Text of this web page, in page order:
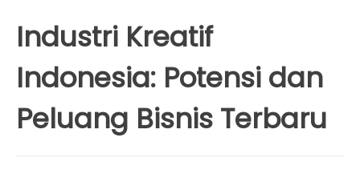
Industri Kreatif
Indonesia: Potensi dan
Peluang Bisnis Terbaru